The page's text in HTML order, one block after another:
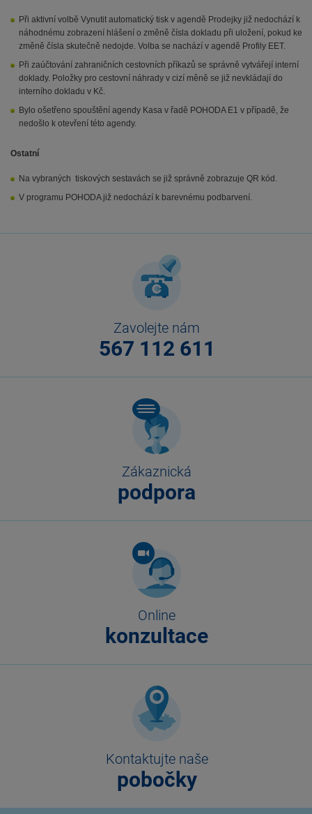
Při aktivní volbě Vynutit automatický tisk v agendě Prodejky již nedochází k
náhodnému zobrazení hlášení o změně čísla dokladu při uložení, pokud ke
změně čísla skutečně nedojde. Volba se nachází v agendě Profily EET.
Při zaúčtování zahraničních cestovních příkazů se správně vytvářejí interní
doklady. Položky pro cestovní náhrady v cizí měně se již nevkládají do
interního dokladu v Kč.
Bylo ošetřeno spouštění agendy Kasa v řadě POHODA E1 v případě, že
nedošlo k otevření této agendy.
Ostatní
Na vybraných tiskových sestavách se již správně zobrazuje QR kód.
V programu POHODA již nedochází k barevnému podbarvení.
Zavolejte nám
567 112 611
Zákaznická
podpora
Online
konzultace
Kontaktujte naše
pobočky